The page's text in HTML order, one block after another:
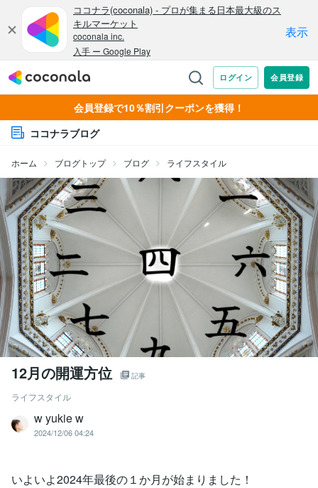
会員登録で10％割引クーポンを獲得！
ココナラブログ
ホーム ブログトップ ブログ ライフスタイル
12月の開運方位 記事
ライフスタイル
w yukie w
2024/12/06 04:24
いよいよ2024年最後の１か月が始まりました！